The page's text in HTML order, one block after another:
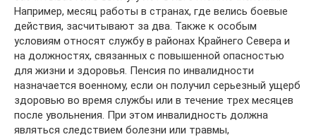
Например, месяц работы в странах, где велись боевые
действия, засчитывают за два. Также к особым
условиям относят службу в районах Крайнего Севера и
на должностях, связанных с повышенной опасностью
для жизни и здоровья. Пенсия по инвалидности
назначается военному, если он получил серьезный ущерб
здоровью во время службы или в течение трех месяцев
после увольнения. При этом инвалидность должна
являться следствием болезни или травмы,